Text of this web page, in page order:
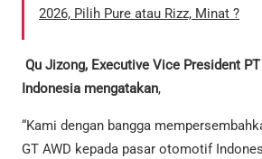
2026, Pilih Pure atau Rizz, Minat ?
Qu Jizong, Executive Vice President
Indonesia mengatakan,
“Kami dengan bangga
GT AWD kepada pasar otomotif